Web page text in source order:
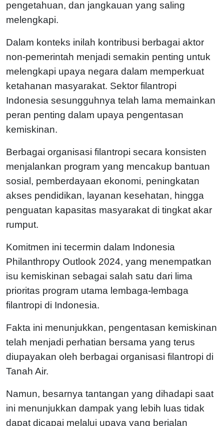
pengetahuan, dan jangkauan yang saling
melengkapi.
Dalam konteks inilah kontribusi berbagai aktor
non-pemerintah menjadi semakin penting untuk
melengkapi upaya negara dalam memperkuat
ketahanan masyarakat. Sektor filantropi
Indonesia sesungguhnya telah lama memainkan
peran penting dalam upaya pengentasan
kemiskinan.
Berbagai organisasi filantropi secara konsisten
menjalankan program yang mencakup bantuan
sosial, pemberdayaan ekonomi, peningkatan
akses pendidikan, layanan kesehatan, hingga
penguatan kapasitas masyarakat di tingkat akar
rumput.
Komitmen ini tecermin dalam Indonesia
Philanthropy Outlook 2024, yang menempatkan
isu kemiskinan sebagai salah satu dari lima
prioritas program utama lembaga-lembaga
filantropi di Indonesia.
Fakta ini menunjukkan, pengentasan kemiskinan
telah menjadi perhatian bersama yang terus
diupayakan oleh berbagai organisasi filantropi di
Tanah Air.
Namun, besarnya tantangan yang dihadapi saat
ini menunjukkan dampak yang lebih luas tidak
dapat dicapai melalui upaya yang berjalan